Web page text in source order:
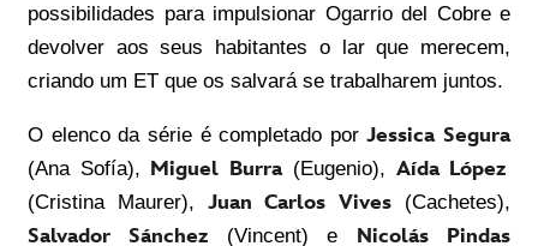
possibilidades para impulsionar Ogarrio del Cobre e
devolver aos seus habitantes o lar que merecem,
criando um ET que os salvará se trabalharem juntos.
O elenco da série é completado porJessica Segura
(Ana Sofía), Miguel Burra(Eugenio), Aída López
(Cristina Maurer), Juan Carlos Vives (Cachetes),
Salvador Sánchez (Vincent) e Nicolás Pindas